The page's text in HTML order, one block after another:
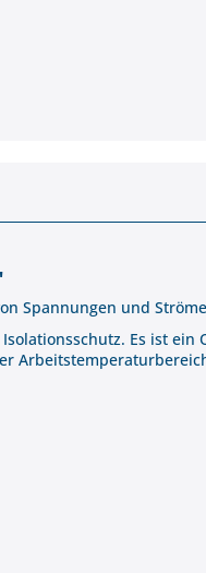
Spannungen und
Es ist